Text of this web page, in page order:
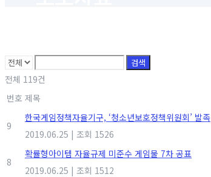
검색
전체 119건
번호 제목
9
한국게임정책자율기구, ‘청소년보호정책위원회’ 발족
2019.06.25 | 조회 1526
8
확률형아이템 자율규제 미준수 게임물 7차 공표
2019.06.25 | 조회 1512